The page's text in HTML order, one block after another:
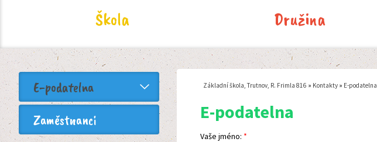
Škola Družina
Základní škola, Trutnov, R. Frimla 816 » Kontakty » E-podatelna
E-podatelna
Vaše jméno: *
E-podatelna
Zaměstnanci